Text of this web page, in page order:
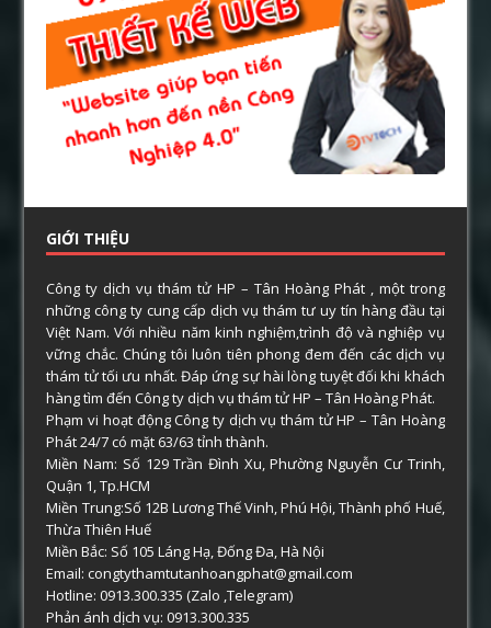
GIỚI THIỆU
Công ty dịch vụ thám tử HP – Tân Hoàng Phát , một trong
những công ty cung cấp dịch vụ thám tư uy tín hàng đầu tại
Việt Nam. Với nhiều năm kinh nghiệm,trình độ và nghiệp vụ
vững chắc. Chúng tôi luôn tiên phong đem đến các dịch vụ
thám tử tối ưu nhất. Đáp ứng sự hài lòng tuyệt đối khi khách
hàng tìm đến Công ty dịch vụ thám tử HP – Tân Hoàng Phát.
Phạm vi hoạt động Công ty dịch vụ thám tử HP – Tân Hoàng
Phát 24/7 có mặt 63/63 tỉnh thành.
Miền Nam: Số 129 Trần Đình Xu, Phường Nguyễn Cư Trinh,
Quận 1, Tp.HCM
Miền Trung:Số 12B Lương Thế Vinh, Phú Hội, Thành phố Huế,
Thừa Thiên Huế
Miền Bắc: Số 105 Láng Hạ, Đống Đa, Hà Nội
Email: congtythamtutanhoangphat@gmail.com
Hotline: 0913.300.335 (Zalo ,Telegram)
Phản ánh dịch vụ: 0913.300.335